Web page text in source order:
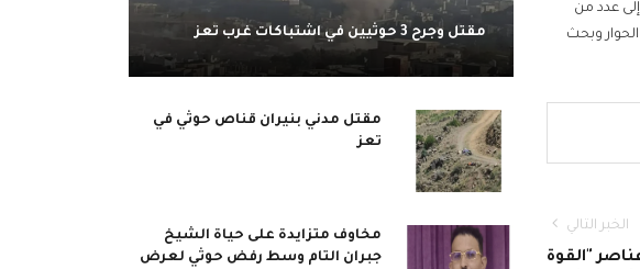
عدد من
وبحث
الخبر التالي
قتيلاً من عناصر "القوة
مقتل وجرح 3 حوثيين في اشتباكات غرب تعز
مقتل مدني بنيران قناص حوثي في
تعز
مخاوف متزايدة على حياة الشيخ
جبران التام وسط رفض حوثي لعرض